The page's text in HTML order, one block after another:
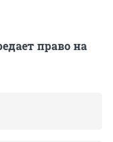
право на